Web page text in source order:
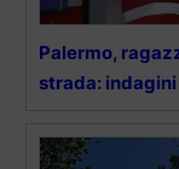
Palermo,
strada: